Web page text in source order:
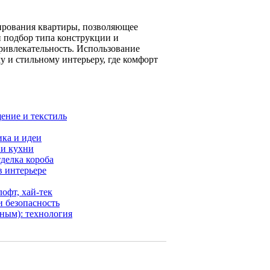
квартиры, позволяющее
типа конструкции и
Использование
стильному интерьеру, где комфорт
и текстиль
и идеи
кухни
короба
интерьере
хай-тек
технология